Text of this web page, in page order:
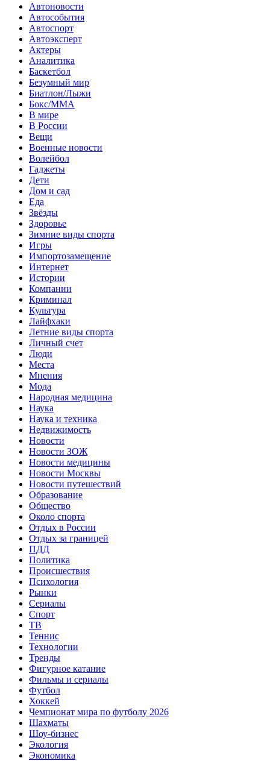
Автоновости
Автособытия
Автоспорт
Автоэксперт
Актеры
Аналитика
Баскетбол
Безумный мир
Биатлон/Лыжи
Бокс/MMA
В мире
В России
Вещи
Военные новости
Волейбол
Гаджеты
Дети
Дом и сад
Еда
Звёзды
Здоровье
Зимние виды спорта
Игры
Импортозамещение
Интернет
Истории
Компании
Криминал
Культура
Лайфхаки
Летние виды спорта
Личный счет
Люди
Места
Мнения
Мода
Народная медицина
Наука
Наука и техника
Недвижимость
Новости
Новости ЗОЖ
Новости медицины
Новости Москвы
Новости путешествий
Образование
Общество
Около спорта
Отдых в России
Отдых за границей
ПДД
Политика
Происшествия
Психология
Рынки
Сериалы
Спорт
ТВ
Теннис
Технологии
Тренды
Фигурное катание
Фильмы и сериалы
Футбол
Хоккей
Чемпионат мира по футболу 2026
Шахматы
Шоу-бизнес
Экология
Экономика